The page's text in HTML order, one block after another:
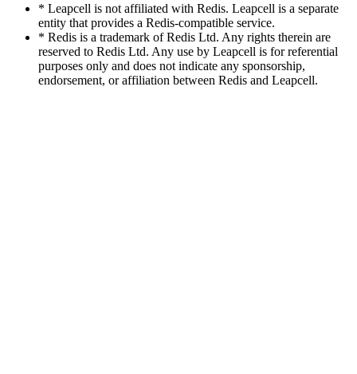
* Leapcell is not affiliated with Redis. Leapcell is a separate
entity that provides a Redis-compatible service.
* Redis is a trademark of Redis Ltd. Any rights therein are
reserved to Redis Ltd. Any use by Leapcell is for referential
purposes only and does not indicate any sponsorship,
endorsement, or affiliation between Redis and Leapcell.